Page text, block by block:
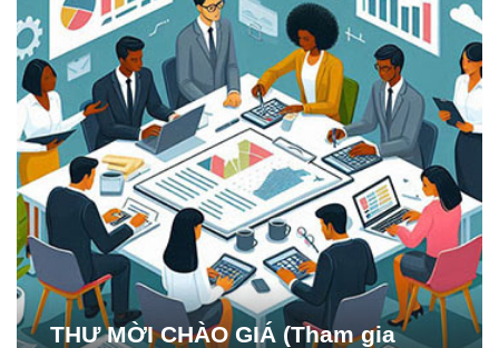
THƯ MỜI CHÀO GIÁ (Tham gia